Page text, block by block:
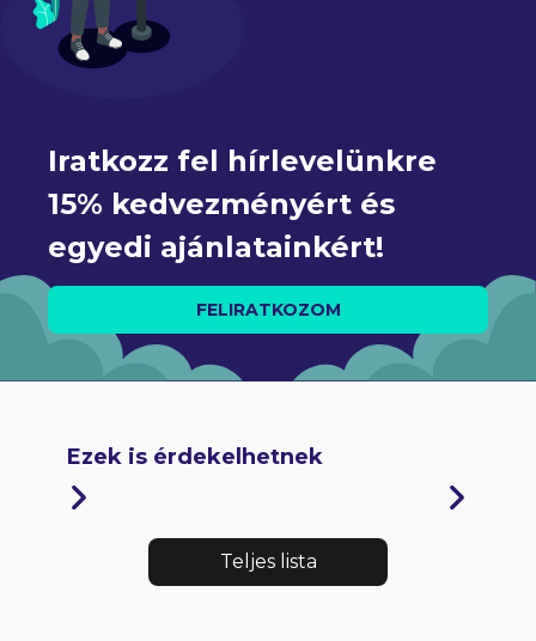
Iratkozz fel hírlevelünkre
15% kedvezményért és
egyedi ajánlatainkért!
FELIRATKOZOM
Ezek is érdekelhetnek
Teljes lista